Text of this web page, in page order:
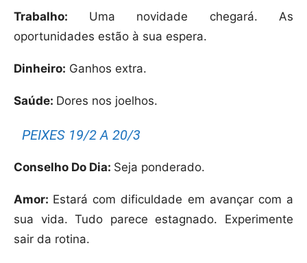
Trabalho: Uma novidade chegará. As
oportunidades estão à sua espera.
Dinheiro: Ganhos extra.
Saúde: Dores nos joelhos.
PEIXES 19/2 A 20/3
Conselho Do Dia: Seja ponderado.
Amor: Estará com dificuldade em avançar com a
sua vida. Tudo parece estagnado. Experimente
sair da rotina.